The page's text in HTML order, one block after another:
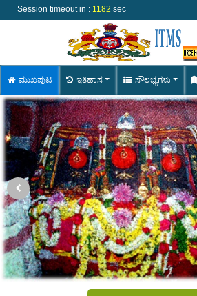
Session timeout in : 1181 sec
ಮುಖಪುಟ ಇತಿಹಾಸ ಸೌಲಭ್ಯಗಳು